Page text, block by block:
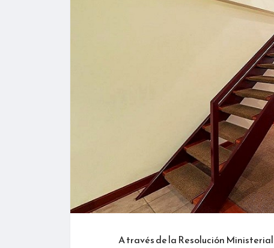
A través de la Resolución